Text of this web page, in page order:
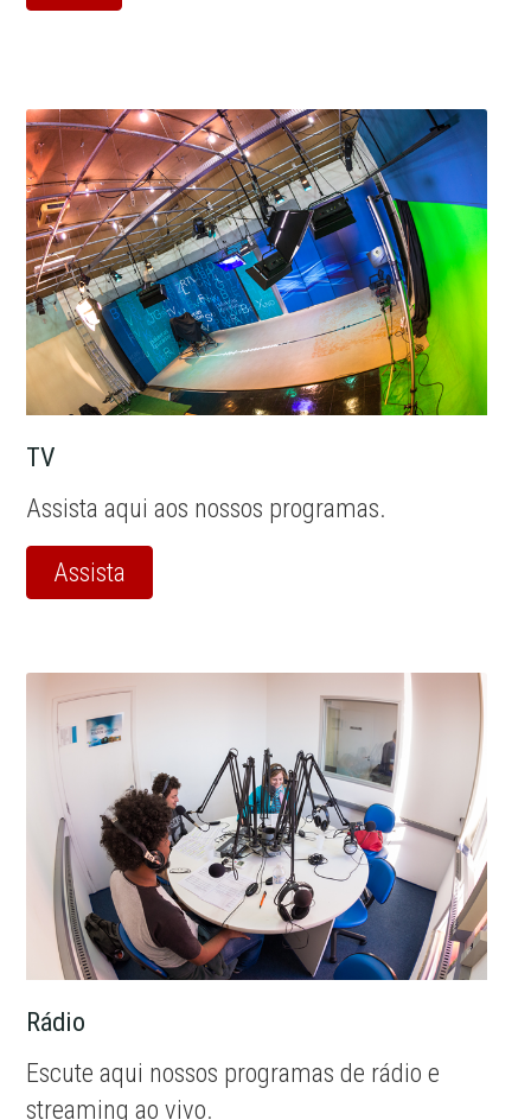
TV
Assista aqui aos nossos programas.
Assista
Rádio
Escute aqui nossos programas de rádio e
streaming ao vivo.